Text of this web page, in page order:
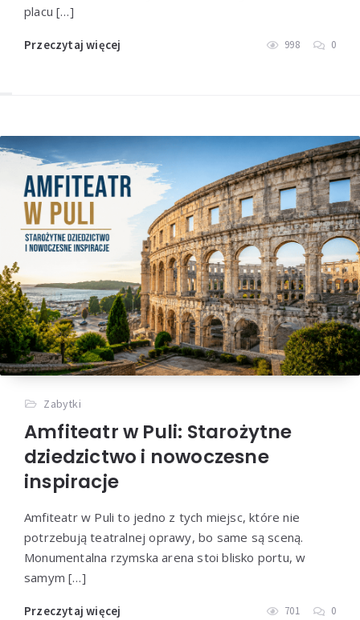
placu […]
Przeczytaj więcej 998 0
Zabytki
Amfiteatr w Puli: Starożytne
dziedzictwo i nowoczesne
inspiracje
Amfiteatr w Puli to jedno z tych miejsc, które nie
potrzebują teatralnej oprawy, bo same są sceną.
Monumentalna rzymska arena stoi blisko portu, w
samym […]
Przeczytaj więcej 701 0